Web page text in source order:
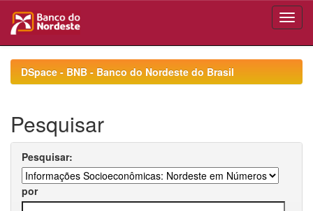
navigationDSpace - BNB - Banco do Nordeste do Brasil
Pesquisar
Pesquisar:
por